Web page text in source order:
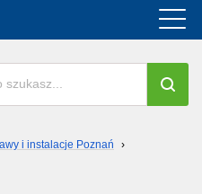
i instalacje Poznań
›